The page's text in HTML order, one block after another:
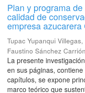
Plan y programa
calidad de
empresa azucarera
Tupac Yupanqui Villegas,
Faustino Sánchez Carrión
La presente
en sus páginas,
capítulos, se expone
marco teórico que